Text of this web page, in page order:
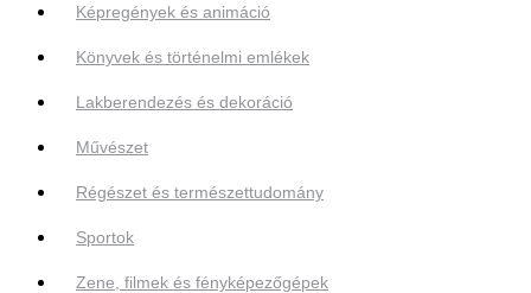
Képregények és animáció
Könyvek és történelmi emlékek
Lakberendezés és dekoráció
Művészet
Régészet és természettudomány
Sportok
Zene, filmek és fényképezőgépek